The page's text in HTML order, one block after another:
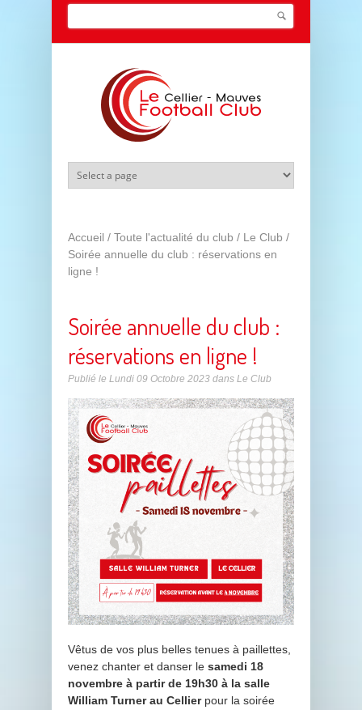
Aller au contenu principal
Formulaire de recherche
Search this site
Accueil / Toute l'actualité du club / Le Club /
Soirée annuelle du club : réservations en
ligne !
Soirée annuelle du club :
réservations en ligne !
Publié le Lundi 09 Octobre 2023 dans Le Club
Vêtus de vos plus belles tenues à paillettes,
venez chanter et danser le samedi 18
novembre à partir de 19h30 à la salle
William Turner au Cellierpour la soirée